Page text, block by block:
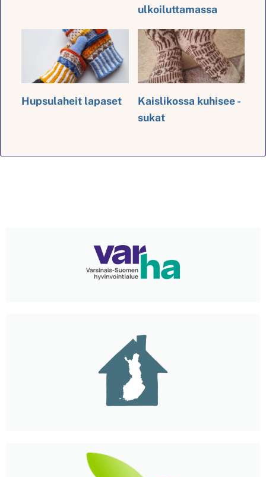
ulkoiluttamassa
Hupsulaheit lapaset
Kaislikossa kuhisee -
sukat